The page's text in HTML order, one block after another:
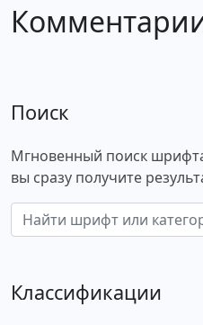
Поиск
Мгновенный поиск
вы сразу получите
Классификации